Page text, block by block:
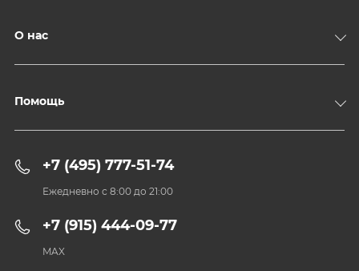
О нас
Доставка и оплата
Помощь
Политика конфиденциальности
Пользовательское соглашение
+7 (495) 777-51-74
Ежедневно с 8:00 до 21:00
+7 (915) 444-09-77
MAX